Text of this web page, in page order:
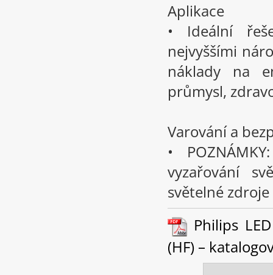
Aplikace
• Ideální
nejvyššími
náklady na
průmysl,
Varování a
•
vyzařování
světelné
Philips
(HF) –